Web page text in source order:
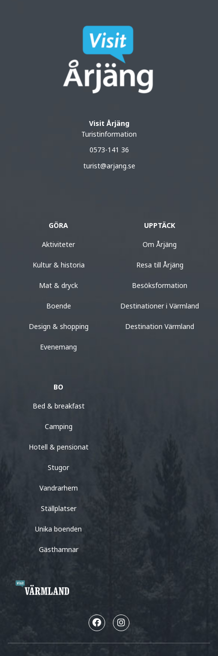
Visit Årjäng
Turistinformation
0573-141 36
turist@arjang.se
GÖRA
Aktiviteter
Kultur & historia
Mat & dryck
Boende
Design & shopping
Evenemang
UPPTÄCK
Om Årjäng
Resa till Årjäng
Besöksformation
Destinationer i Värmland
Destination Värmland
BO
Bed & breakfast
Camping
Hotell & pensionat
Stugor
Vandrarhem
Ställplatser
Unika boenden
Gästhamnar